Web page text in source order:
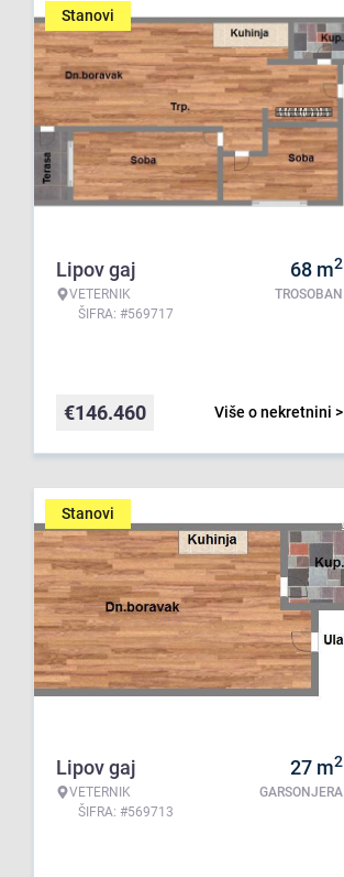
Stanovi
Lipov gaj
VETERNIK
ŠIFRA: #569717
68 m2
TROSOBAN
Više o nekretnini >
€146.460
Stanovi
Lipov gaj
VETERNIK
ŠIFRA: #569713
27 m2
GARSONJERA